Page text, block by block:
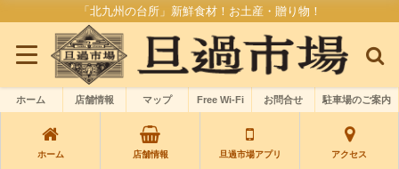
「北九州の台所」新鮮食材！お土産・贈り物！
ホーム 店舗情報 マップ Free Wi-Fi お問合せ 駐車場のご案内
ホーム 店舗情報 旦過市場アプリ アクセス